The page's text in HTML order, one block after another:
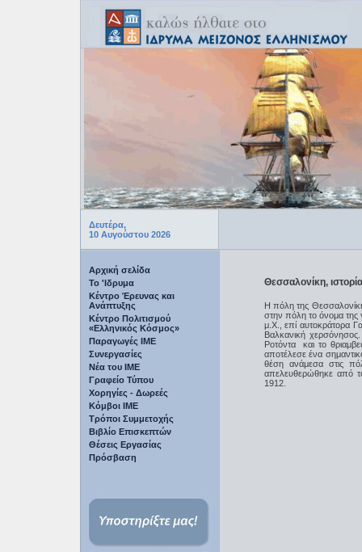
Δευτέρα,
10 Αυγούστου 2026
Αρχική σελίδα
Το 'Ιδρυμα
Κέντρο Έρευνας και
Ανάπτυξης
Κέντρο Πολιτισμού
«Ελληνικός Κόσμος»
Παραγωγές IME
Συνεργασίες
Νέα του ΙΜΕ
Γραφείο Τύπου
Χορηγίες - Δωρεές
Κόμβοι ΙΜΕ
Τρόποι Συμμετοχής
Βιβλίο Επισκεπτών
Θέσεις Εργασίας
Πρόσβαση
Θεσσαλονίκη, ιστορία
Η πόλη της
στην πόλη το όνομα της
μ.Χ., επί αυτοκράτορα
Βαλκανική
Ροτόντα και το
αποτέλεσε ένα
θέση ανάμεσα στις
απελευθερώθηκε από
1912.